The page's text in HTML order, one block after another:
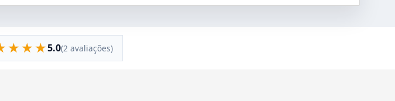
★ ★ ★5.0(2 avaliações)